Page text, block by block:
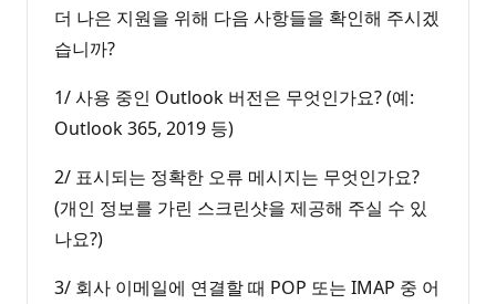
더 나은 지원을 위해 다음 사항들을 확인해 주시겠
습니까?
1/ 사용 중인 Outlook 버전은 무엇인가요? (예:
Outlook 365, 2019 등)
2/ 표시되는 정확한 오류 메시지는 무엇인가요?
(개인 정보를 가린 스크린샷을 제공해 주실 수 있
나요?)
3/ 회사 이메일에 연결할 때 POP 또는 IMAP 중 어